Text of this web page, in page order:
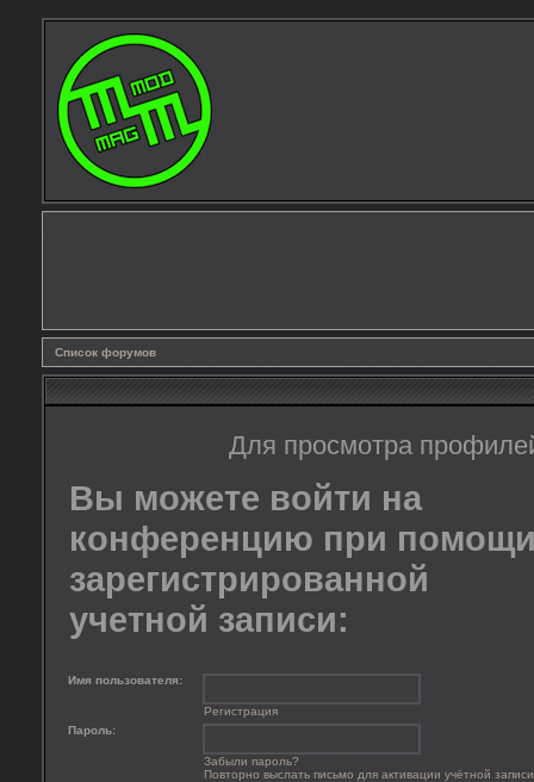
Список форумов
Для просмотра
Вы можете войти на
конференцию при
зарегистрированной
учетной записи:
Имя пользователя:
Регистрация
Пароль:
Забыли пароль?
Повторно выслать письмо для активации учётной записи